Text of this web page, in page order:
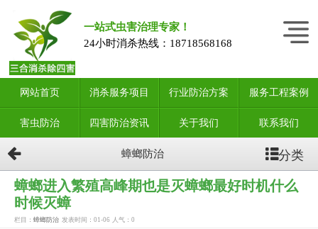
一站式虫害治理专家！
24小时消杀热线： 18718568168
网站首页 消杀服务项目 行业防治方案 服务工程案例
害虫防治 四害防治资讯 关于我们 联系我们
蟑螂防治 分类
蟑螂进入繁殖高峰期也是灭蟑螂最好时机什么
时候灭蟑
栏目： 蟑螂防治 发表时间：01-06 人气： 0